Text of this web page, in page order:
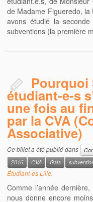
de Madame Figueredo, la
avons étudié la
subventions (la première
Pourquoi
étudiant-e-s
une fois au
par la CVA
Associative)
Ce billet a été publié dans
2016 CVA Gala
Étudiant-es Lille.
Comme l’année
nous donne encore